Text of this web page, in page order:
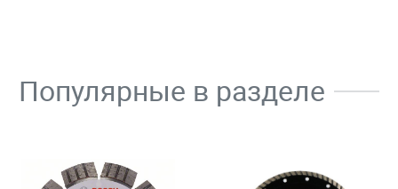
Популярные в разделе